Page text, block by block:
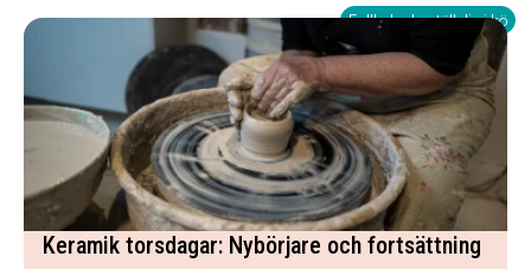
Fullbokad - ställ dig i kö
Keramik torsdagar: Nybörjare och fortsättning